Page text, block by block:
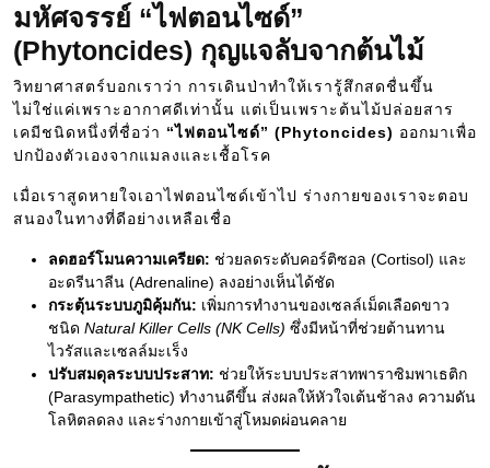
มหัศจรรย์ “ไฟตอนไซด์”
(Phytoncides) กุญแจลับจากต้นไม้
วิทยาศาสตร์บอกเราว่า การเดินป่าทำให้เรารู้สึกสดชื่นขึ้น
ไม่ใช่แค่เพราะอากาศดีเท่านั้น แต่เป็นเพราะต้นไม้ปล่อยสาร
เคมีชนิดหนึ่งที่ชื่อว่า “ไฟตอนไซด์” (Phytoncides) ออกมาเพื่อ
ปกป้องตัวเองจากแมลงและเชื้อโรค
เมื่อเราสูดหายใจเอาไฟตอนไซด์เข้าไป ร่างกายของเราจะตอบ
สนองในทางที่ดีอย่างเหลือเชื่อ
ลดฮอร์โมนความเครียด: ช่วยลดระดับคอร์ติซอล (Cortisol) และ
อะดรีนาลีน (Adrenaline) ลงอย่างเห็นได้ชัด
กระตุ้นระบบภูมิคุ้มกัน: เพิ่มการทำงานของเซลล์เม็ดเลือดขาว
ชนิด Natural Killer Cells (NK Cells) ซึ่งมีหน้าที่ช่วยต้านทาน
ไวรัสและเซลล์มะเร็ง
ปรับสมดุลระบบประสาท: ช่วยให้ระบบประสาทพาราซิมพาเธติก
(Parasympathetic) ทำงานดีขึ้น ส่งผลให้หัวใจเต้นช้าลง ความดัน
โลหิตลดลง และร่างกายเข้าสู่โหมดผ่อนคลาย